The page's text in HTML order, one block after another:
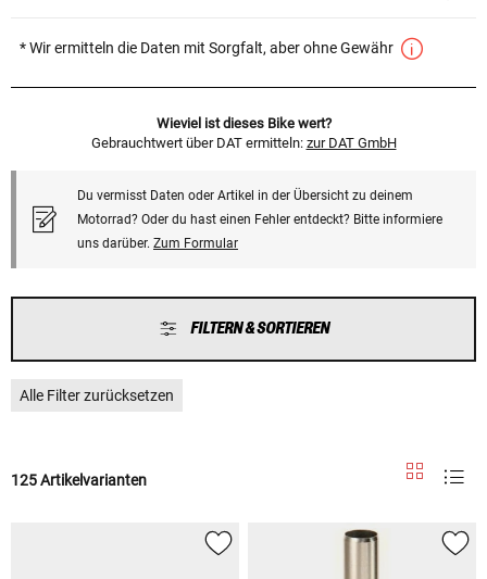
* Wir ermitteln die Daten mit Sorgfalt, aber ohne Gewähr
Wieviel ist dieses Bike wert?
Gebrauchtwert über DAT ermitteln: zur DAT GmbH
Du vermisst Daten oder Artikel in der Übersicht zu deinem
Motorrad? Oder du hast einen Fehler entdeckt? Bitte informiere
uns darüber. Zum Formular
FILTERN & SORTIEREN
Alle Filter zurücksetzen
125 Artikelvarianten